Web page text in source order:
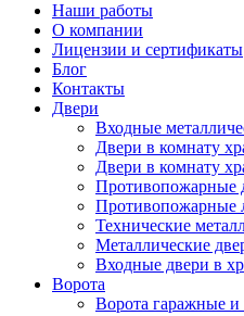
Наши работы
О компании
Лицензии и сертификаты
Блог
Контакты
Двери
Входные
Двери в комнату
Двери в комнату
Противопожарные
Противопожарные
Технические
Металлические
Входные двери в
Ворота
Ворота гаражные